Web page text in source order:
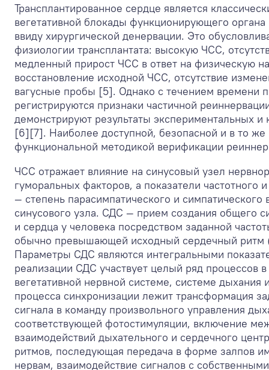
Трансплантированное сердце является
вегетативной блокады функционирующего
ввиду хирургической денервации. Это
физиологии трансплантата: высокую ЧСС,
медленный прирост ЧСС в ответ на физическую
восстановление исходной ЧСС, отсутствие
вагусные пробы [5]. Однако c течением времени
регистрируются признаки частичной
демонстрируют результаты экспериментальных и
[6][7]. Наиболее доступной, безопасной и в то
функциональной методикой верификации
ЧСС отражает влияние на синусовый узел
гуморальных факторов, а показатели
— степень парасимпатического и
синусового узла. СДС — прием создания общего
и сердца у человека посредством заданной
обычно превышающей исходный сердечный
Параметры СДС являются интегральными
реализации СДС участвует целый ряд процессов
вегетативной нервной системе, системе
процесса синхронизации лежит трансформация
сигнала в команду произвольного управления
соответствующей фотостимуляции, включение
взаимодействий дыхательного и сердечного
ритмов, последующая передача в форме залпов
нервам, взаимодействие сигналов с